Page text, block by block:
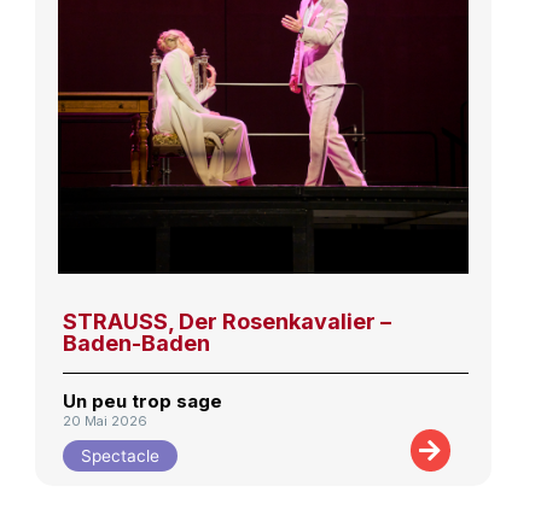
STRAUSS, Der Rosenkavalier –
Baden-Baden
Un peu trop sage
20 Mai 2026
Spectacle